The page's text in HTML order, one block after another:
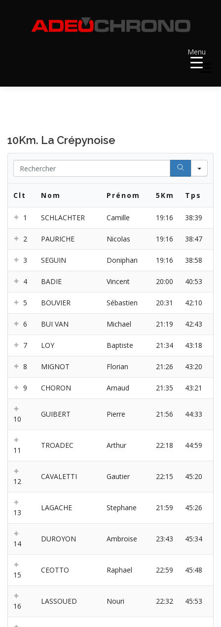
Menu
Menu
RÉCOMPENSES DOSSARDS
10Km. La Crépynoise
Clt Nom Prénom 5Km Tps
1 SCHLACHTER Camille 19:16 38:39
2 PAURICHE Nicolas 19:16 38:47
3 SEGUIN Doniphan 19:16 38:58
4 BADIE Vincent 20:00 40:53
5 BOUVIER Sébastien 20:31 42:10
6 BUI VAN Michael 21:19 42:43
7 LOY Baptiste 21:34 43:18
8 MIGNOT Florian 21:26 43:20
9 CHORON Arnaud 21:35 43:21
10
GUIBERT Pierre 21:56 44:33
11
TROADEC Arthur 22:18 44:59
12
CAVALETTI Gautier 22:15 45:20
13
LAGACHE Stephane 21:59 45:26
14
DUROYON Ambroise 23:43 45:34
15
CEOTTO Raphael 22:59 45:48
16
LASSOUED Nouri 22:32 45:53